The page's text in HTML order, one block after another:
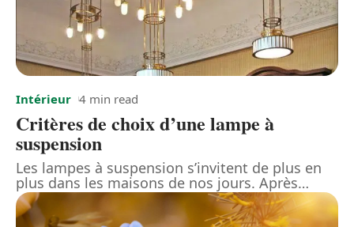
Intérieur 4 min read
Critères de choix d’une lampe à
suspension
Les lampes à suspension s’invitent de plus en
plus dans les maisons de nos jours. Après…